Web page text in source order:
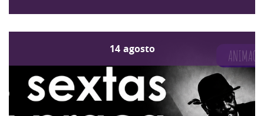
14 agosto